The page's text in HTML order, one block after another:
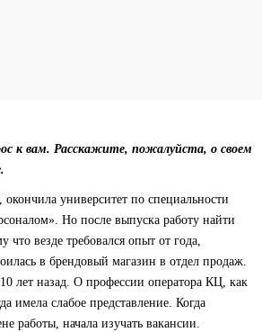
к вам. Расскажите, пожалуйста, о своем
окончила университет по специальности
Но после выпуска работу найти
что везде требовался опыт от года,
в брендовый магазин в отдел продаж.
лет назад. О профессии оператора КЦ, как
имела слабое представление. Когда
работы, начала изучать вакансии.